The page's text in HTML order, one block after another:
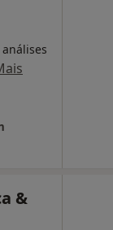
&